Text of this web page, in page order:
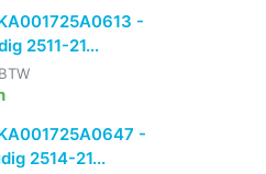
-
2511-21...
-
2514-21...